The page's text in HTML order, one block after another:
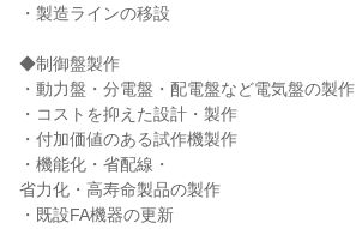
・製造ラインの移設
◆制御盤製作
・動力盤・分電盤・配電盤など電気盤の製作
・コストを抑えた設計・製作
・付加価値のある試作機製作
・機能化・省配線・
省力化・高寿命製品の製作
・既設FA機器の更新